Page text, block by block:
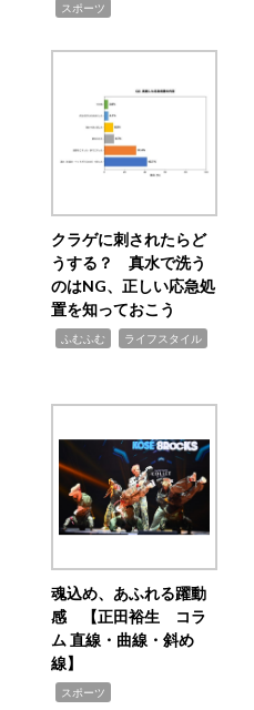
スポーツ
クラゲに刺されたらど
うする？ 真水で洗う
のはNG、正しい応急処
置を知っておこう
ふむふむ ライフスタイル
魂込め、あふれる躍動
感 【正田裕生 コラ
ム 直線・曲線・斜め
線】
スポーツ